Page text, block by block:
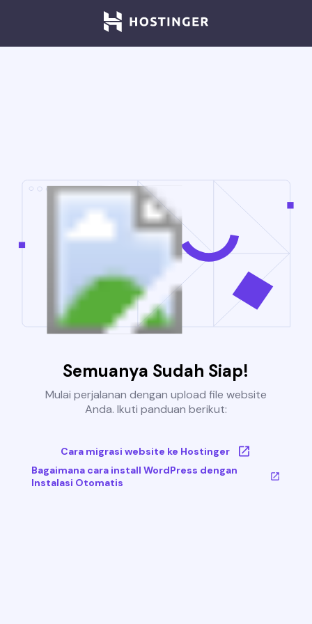
Semuanya Sudah Siap!
Mulai perjalanan dengan upload file website
Anda. Ikuti panduan berikut:
Cara migrasi website ke Hostinger
Bagaimana cara install WordPress dengan
Instalasi Otomatis